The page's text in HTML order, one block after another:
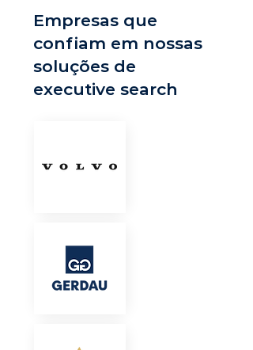
Empresas que
confiam em nossas
soluções de
executive search